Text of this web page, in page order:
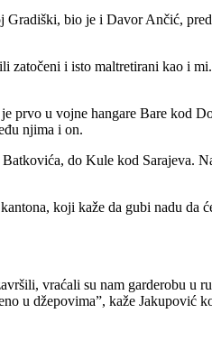
Gradiški, bio je i Davor Ančić,
zatočeni i isto maltretirani kao i
prvo u vojne hangare Bare kod
njima i on.
do Kule kod Sarajeva.
koji kaže da gubi nadu da
vraćali su nam garderobu u
u džepovima”, kaže Jakupović